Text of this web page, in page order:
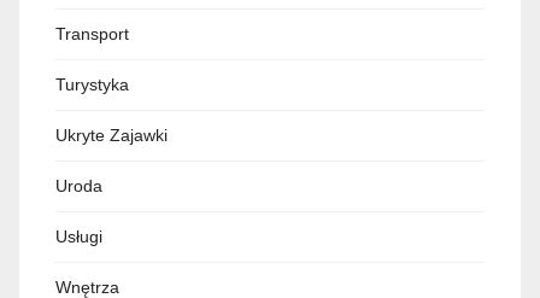
Transport
Turystyka
Ukryte Zajawki
Uroda
Usługi
Wnętrza